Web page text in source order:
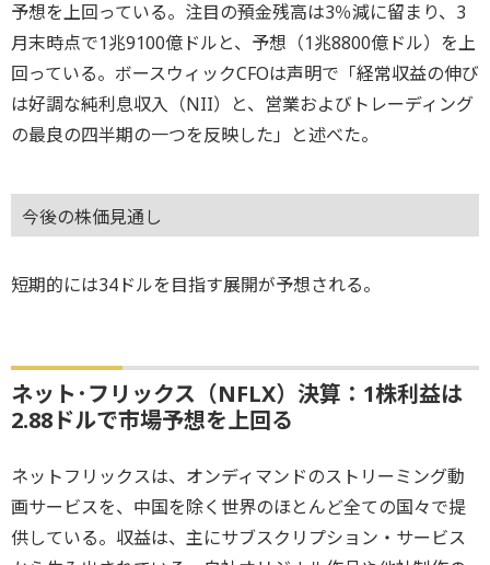
予想を上回っている。注目の預金残高は3％減に留まり、3
月末時点で1兆9100億ドルと、予想（1兆8800億ドル）を上
回っている。ボースウィックCFOは声明で「経常収益の伸び
は好調な純利息収入（NII）と、営業およびトレーディング
の最良の四半期の一つを反映した」と述べた。
今後の株価見通し
短期的には34ドルを目指す展開が予想される。
ネット･フリックス（NFLX）決算：1株利益は
2.88ドルで市場予想を上回る
ネットフリックスは、オンディマンドのストリーミング動
画サービスを、中国を除く世界のほとんど全ての国々で提
供している。収益は、主にサブスクリプション・サービス